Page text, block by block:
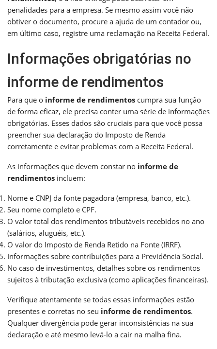
penalidades para a empresa. Se mesmo assim você não
obtiver o documento, procure a ajuda de um contador ou,
em último caso, registre uma reclamação na Receita Federal.
Informações obrigatórias no
informe de rendimentos
Para que o informe de rendimentos cumpra sua função
de forma eficaz, ele precisa conter uma série de informações
obrigatórias. Esses dados são cruciais para que você possa
preencher sua declaração do Imposto de Renda
corretamente e evitar problemas com a Receita Federal.
As informações que devem constar no informe de
rendimentos incluem:
Nome e CNPJ da fonte pagadora (empresa, banco, etc.).
Seu nome completo e CPF.
O valor total dos rendimentos tributáveis recebidos no ano
(salários, aluguéis, etc.).
O valor do Imposto de Renda Retido na Fonte (IRRF).
Informações sobre contribuições para a Previdência Social.
No caso de investimentos, detalhes sobre os rendimentos
sujeitos à tributação exclusiva (como aplicações financeiras).
Verifique atentamente se todas essas informações estão
presentes e corretas no seu informe de rendimentos.
Qualquer divergência pode gerar inconsistências na sua
declaração e até mesmo levá-lo a cair na malha fina.